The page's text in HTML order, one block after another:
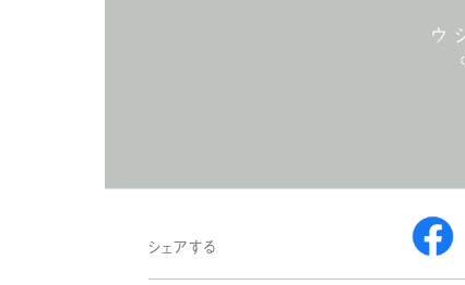
シェアする